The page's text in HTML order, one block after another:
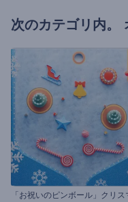
次のカテゴリ内。